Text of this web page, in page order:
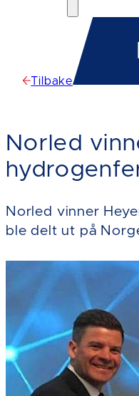
Tilbake
Norled
Norled vinner
ble delt ut på